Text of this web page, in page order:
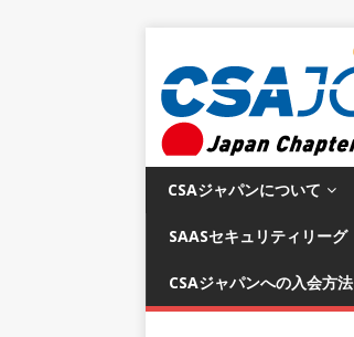
CSAジャパンについて
SAASセキュリティリーグ
CSAジャパンへの入会方法